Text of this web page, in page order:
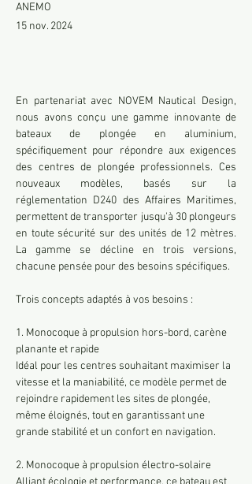
ANEMO
15 nov. 2024
En partenariat avec NOVEM Nautical Design,
nous avons conçu une gamme innovante de
bateaux de plongée en aluminium,
spécifiquement pour répondre aux exigences
des centres de plongée professionnels. Ces
nouveaux modèles, basés sur la
réglementation D240 des Affaires Maritimes,
permettent de transporter jusqu'à 30 plongeurs
en toute sécurité sur des unités de 12 mètres.
La gamme se décline en trois versions,
chacune pensée pour des besoins spécifiques.
Trois concepts adaptés à vos besoins :
1. Monocoque à propulsion hors-bord, carène
planante et rapide
Idéal pour les centres souhaitant maximiser la
vitesse et la maniabilité, ce modèle permet de
rejoindre rapidement les sites de plongée,
même éloignés, tout en garantissant une
grande stabilité et un confort en navigation.
2. Monocoque à propulsion électro-solaire